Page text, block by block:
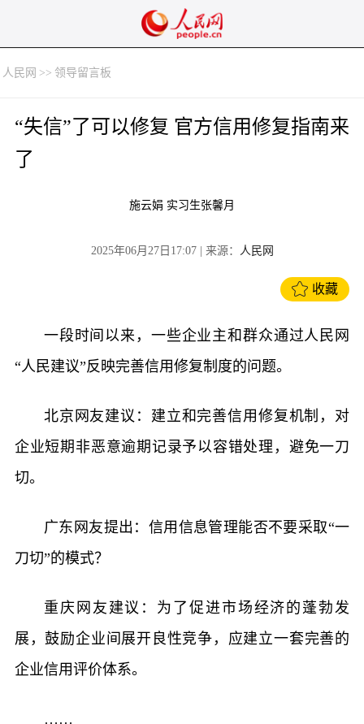
人民网 >> 领导留言板
“失信”了可以修复 官方信用修复指南来
了
施云娟 实习生张馨月
2025年06月27日17:07| 来源： 人民网
收藏
一段时间以来，一些企业主和群众通过人民网
“人民建议”反映完善信用修复制度的问题。
北京网友建议：建立和完善信用修复机制，对
企业短期非恶意逾期记录予以容错处理，避免一刀
切。
广东网友提出：信用信息管理能否不要采取“一
刀切”的模式？
重庆网友建议：为了促进市场经济的蓬勃发
展，鼓励企业间展开良性竞争，应建立一套完善的
企业信用评价体系。
……